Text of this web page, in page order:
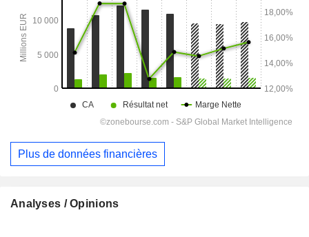
Plus de données financières
Analyses / Opinions